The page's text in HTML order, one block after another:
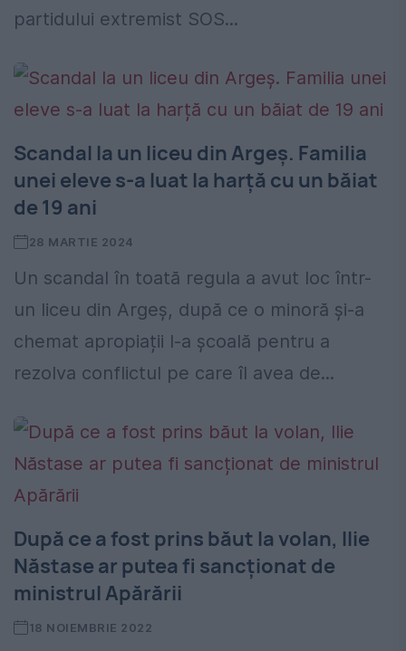
partidului extremist SOS...
Scandal la un liceu din Argeș. Familia
unei eleve s-a luat la harță cu un băiat
de 19 ani
28 MARTIE 2024
Un scandal în toată regula a avut loc într-
un liceu din Argeș, după ce o minoră și-a
chemat apropiații l-a școală pentru a
rezolva conflictul pe care îl avea de...
După ce a fost prins băut la volan, Ilie
Năstase ar putea fi sancționat de
ministrul Apărării
18 NOIEMBRIE 2022